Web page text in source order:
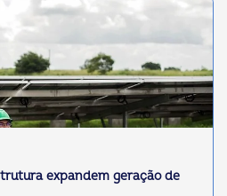
expandem geração de